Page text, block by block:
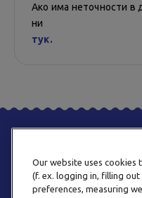
Ако има неточности в
ни
тук.
Our website uses
(f. ex. logging in, filling
preferences, measuring